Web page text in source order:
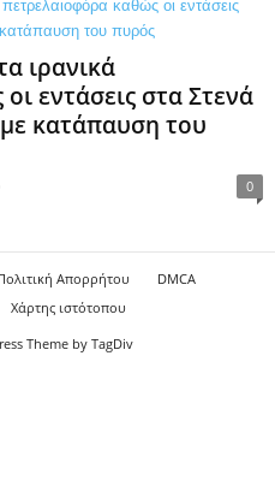
ιρανικά
εντάσεις στα Στενά
κατάπαυση του
0
Απορρήτου
DMCA
Χάρτης ιστότοπου
Theme by TagDiv